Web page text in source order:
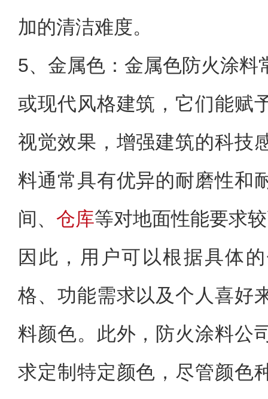
加的清洁难度。
5、 金属色：金属色防火涂料
或现代风格建筑，它们能赋
视觉效果，增强建筑的科技
料通常具有优异的耐磨性和
间、 仓库等对地面性能要求
因此，用户可以根据具体
格、功能需求以及个人喜好
料颜色。此外，防火涂料公
求定制特定颜色，尽管颜色